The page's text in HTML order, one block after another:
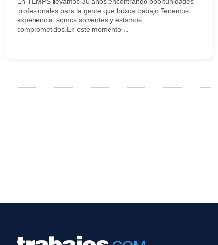
profesionales para la gente que busca trabajo.Tenemos
experiencia, somos solventes y estamos
comprometidos.En este momento ...